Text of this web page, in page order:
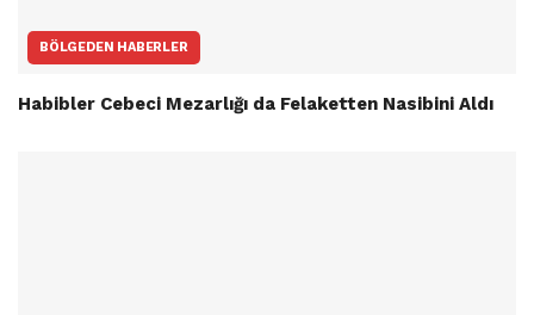
BÖLGEDEN HABERLER
Habibler Cebeci Mezarlığı da Felaketten Nasibini Aldı